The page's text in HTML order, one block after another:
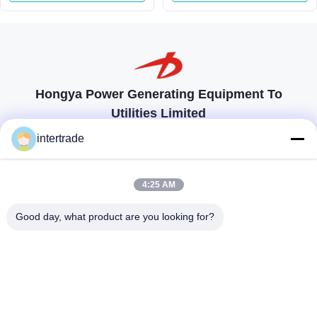
μανομετρικών υψών
Hongya Power Generating Equipment To
Utilities Limited
προσαρμοσμένες λύσεις για να ανταποκρίνονται στις απαιτήσεις των
86-28-37561966-8:00
intertrade
4:25 AM
Good day, what product are you looking for?